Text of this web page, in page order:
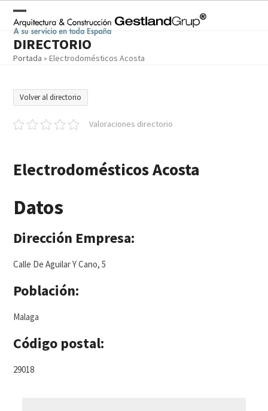
contentOpen
mobile
menu
Close
mobile
menu
DIRECTORIO
Portada »Electrodomésticos Acosta
Volver al directorio
Valoraciones directorio
Electrodomésticos Acosta
Datos
Dirección Empresa:
Calle De Aguilar Y Cano, 5
Población:
Malaga
Código postal:
29018